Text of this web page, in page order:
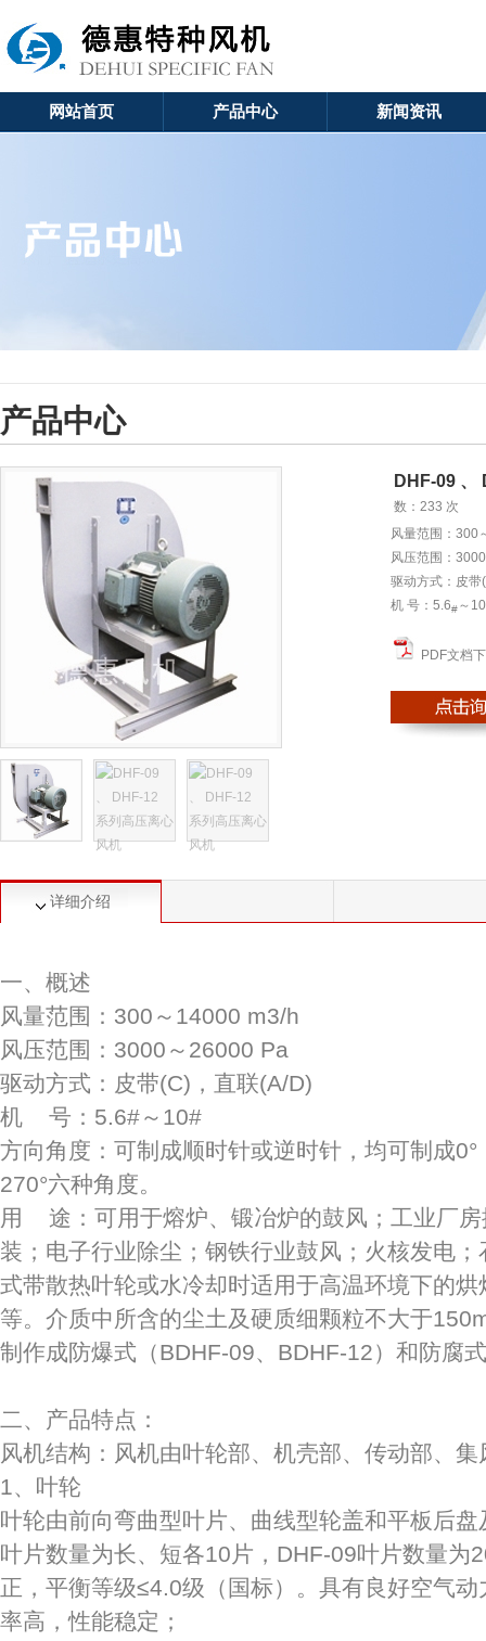
网站首页 产品中心 新闻资讯
产品中心
DHF-09 、
数： 233 次
风量范围：300
风压范围：
驱动方式：皮带
机 号：5.6#～10
PDF文档
详细介绍
一、概述
风量范围：300～14000 m3/h
风压范围：3000～26000 Pa
驱动方式：皮带(C)，直联(A/D)
机 号：5.6#～10#
方向角度：可制成顺时针或逆时针，均可制成0°
270°六种角度。
用 途：可用于熔炉、锻冶炉的鼓风；工业厂
装；电子行业除尘；钢铁行业鼓风；火核发电
式带散热叶轮或水冷却时适用于高温环境下的
等。介质中所含的尘土及硬质细颗粒不大于
制作成防爆式（BDHF-09、BDHF-12）和防腐
二、产品特点：
风机结构：风机由叶轮部、机壳部、传动部、
1、叶轮
叶轮由前向弯曲型叶片、曲线型轮盖和平板后
叶片数量为长、短各10片，DHF-09叶片数量为
正，平衡等级≤4.0级（国标）。具有良好空气
率高，性能稳定；